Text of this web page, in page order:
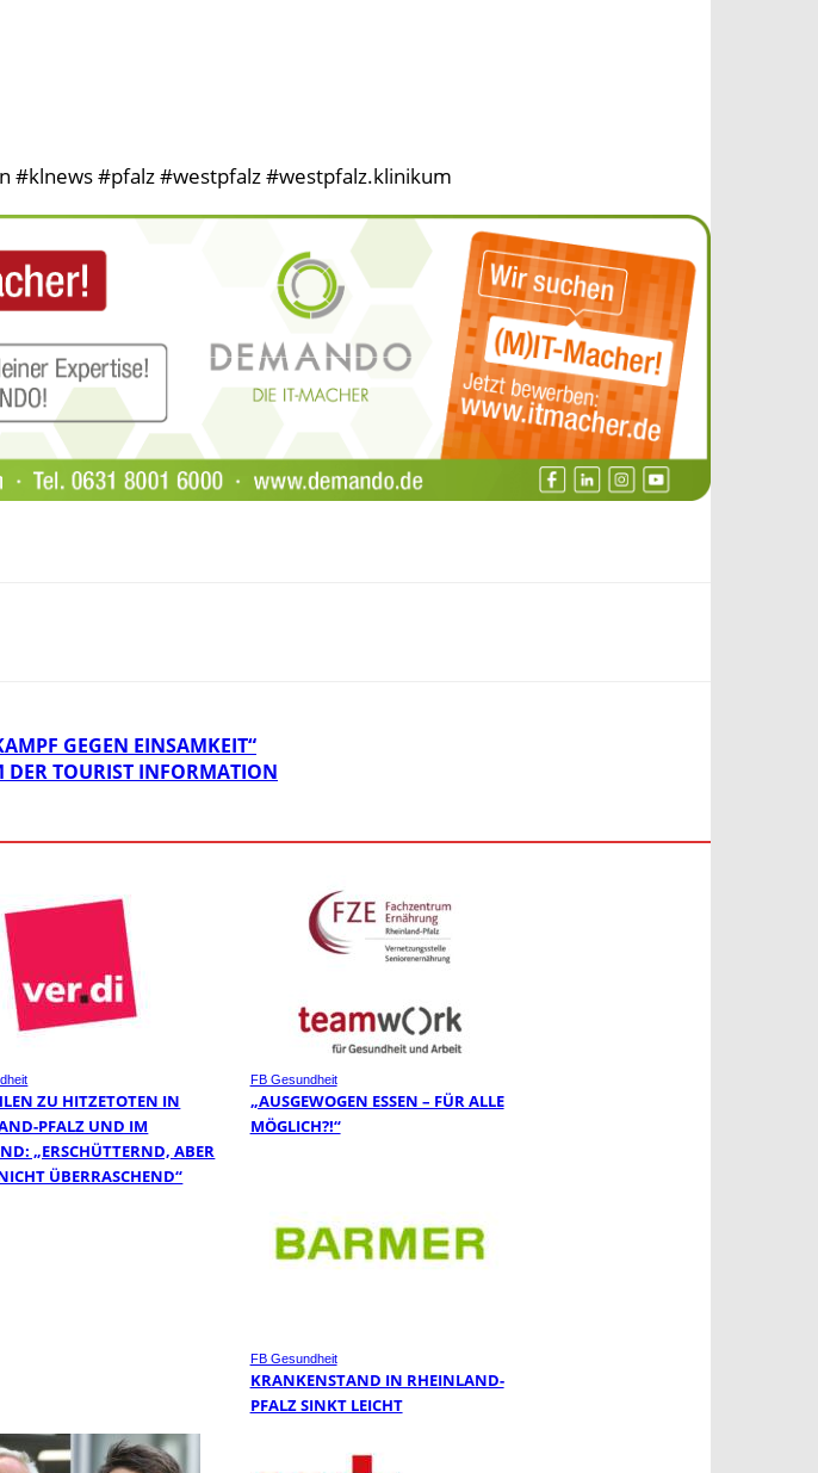
#pfalz #westpfalz #westpfalz.klinikum
GEGEN EINSAMKEIT“
DER TOURIST INFORMATION
ZU HITZETOTEN IN
PFALZ UND IM
„ERSCHÜTTERND, ABER
ÜBERRASCHEND“
FB Gesundheit
„AUSGEWOGEN ESSEN – FÜR ALLE
MÖGLICH?!“
FB Gesundheit
KRANKENSTAND IN RHEINLAND-
PFALZ SINKT LEICHT